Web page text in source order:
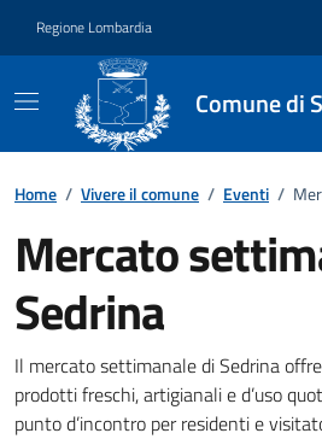
Regione Lombardia
Comune di
Home / Vivere il comune / Eventi /
Mercato
Sedrina
Dettagli della
Il mercato settimanale di Sedrina
prodotti freschi, artigianali e d’uso
punto d’incontro per residenti e